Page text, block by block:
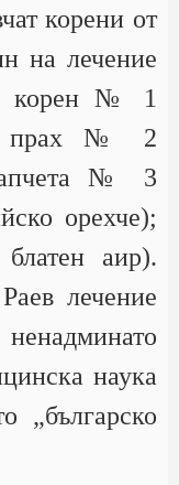
корени от
на лечениe
корен № 1
прах № 2
№ 3
орехче);
аир).
лечение
наука
„българско